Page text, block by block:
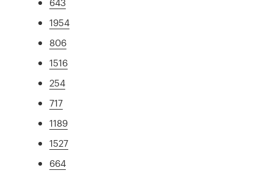
1954
806
1516
254
717
1189
1527
664